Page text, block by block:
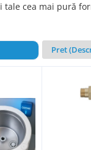
tale cea mai pură